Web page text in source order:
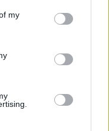
my